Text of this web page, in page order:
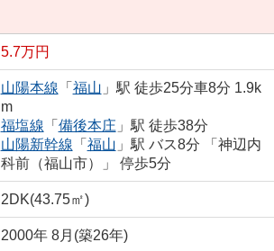
5.7万円
山陽本線 「 福山 」駅 徒歩25分車8分 1.9k
m
福塩線 「 備後本庄 」駅 徒歩38分
山陽新幹線 「 福山 」駅 バス8分 「神辺内
科前（福山市）」 停歩5分
2DK(43.75㎡)
2000年 8月(築26年)